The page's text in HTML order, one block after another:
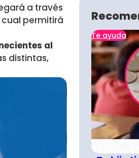
a través
cual permitirá
al
distintas,
Te ayuda